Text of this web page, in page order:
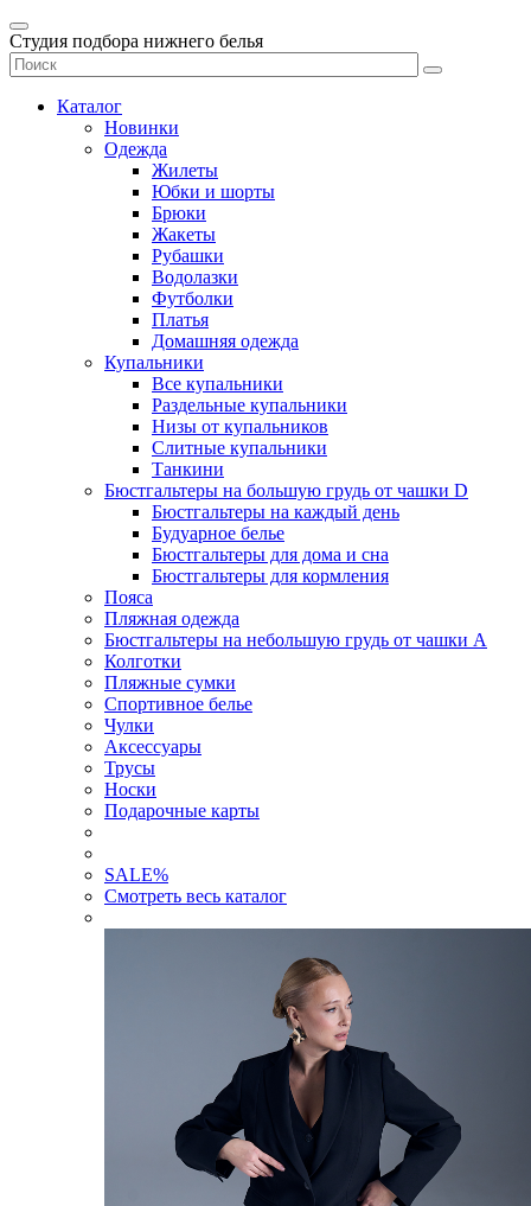
Студия подбора нижнего белья
Каталог
Новинки
Одежда
Жилеты
Юбки и шорты
Брюки
Жакеты
Рубашки
Водолазки
Футболки
Платья
Домашняя одежда
Купальники
Все купальники
Раздельные купальники
Низы от купальников
Слитные купальники
Танкини
Бюстгальтеры на большую грудь от чашки D
Бюстгальтеры на каждый день
Будуарное белье
Бюстгальтеры для дома и сна
Бюстгальтеры для кормления
Пояса
Пляжная одежда
Бюстгальтеры на небольшую грудь от чашки А
Колготки
Пляжные сумки
Спортивное белье
Чулки
Аксессуары
Трусы
Носки
Подарочные карты
SALE%
Смотреть весь каталог